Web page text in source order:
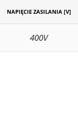
NAPIĘCIE ZASILANIA [V]
400V